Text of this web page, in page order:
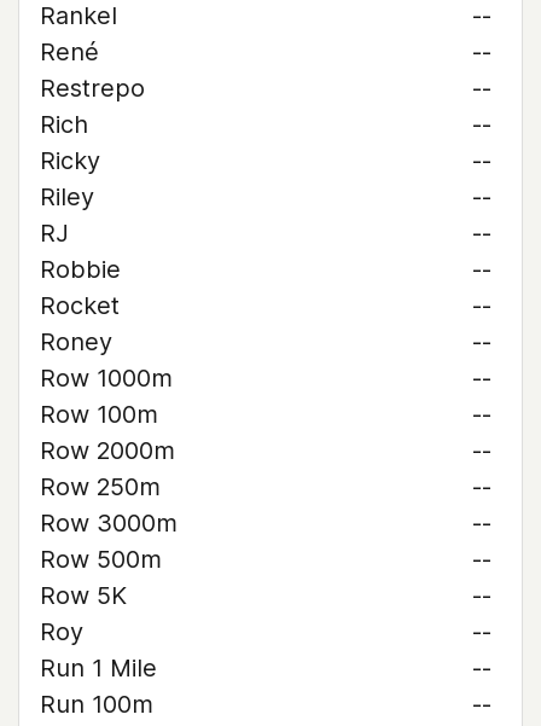
Rankel
--
René
--
Restrepo
--
Rich
--
Ricky
--
Riley
--
RJ
--
Robbie
--
Rocket
--
Roney
--
Row 1000m
--
Row 100m
--
Row 2000m
--
Row 250m
--
Row 3000m
--
Row 500m
--
Row 5K
--
Roy
--
Run 1 Mile
--
Run 100m
--